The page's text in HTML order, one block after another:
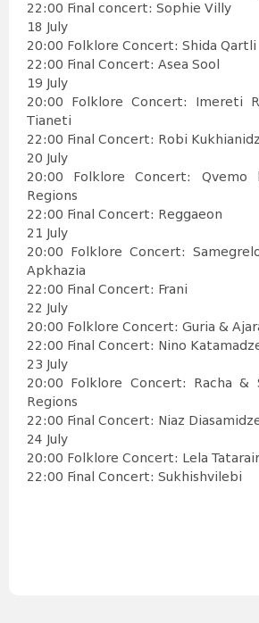
22:00 Final concert: Sophie Villy
18 July
20:00 Folklore Concert: Shida Qartli
22:00 Final Concert: Asea Sool
19 July
20:00 Folklore Concert: Imereti
Tianeti
22:00 Final Concert: Robi
20 July
20:00 Folklore Concert:
Regions
22:00 Final Concert: Reggaeon
21 July
20:00 Folklore Concert:
Apkhazia
22:00 Final Concert: Frani
22 July
20:00 Folklore Concert: Guria &
22:00 Final Concert: Nino
23 July
20:00 Folklore Concert: Racha &
Regions
22:00 Final Concert: Niaz
24 July
20:00 Folklore Concert: Lela
22:00 Final Concert: Sukhishvilebi